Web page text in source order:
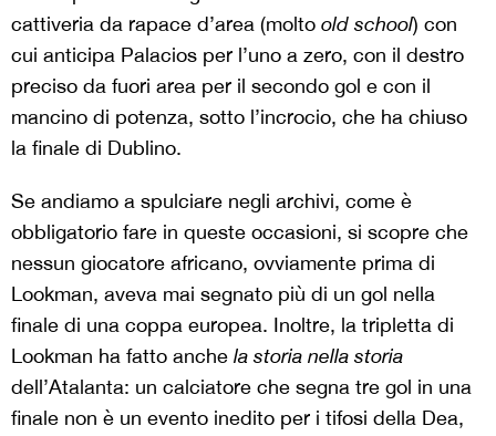
cattiveria da rapace d’area (molto old school) con
cui anticipa Palacios per l’uno a zero, con il destro
preciso da fuori area per il secondo gol e con il
mancino di potenza, sotto l’incrocio, che ha chiuso
la finale di Dublino.
Se andiamo a spulciare negli archivi, come è
obbligatorio fare in queste occasioni, si scopre che
nessun giocatore africano, ovviamente prima di
Lookman, aveva mai segnato più di un gol nella
finale di una coppa europea. Inoltre, la tripletta di
Lookman ha fatto anche la storia nella storia
dell’Atalanta: un calciatore che segna tre gol in una
finale non è un evento inedito per i tifosi della Dea,